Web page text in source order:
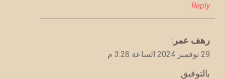
Reply
يقول
رهف عمر :
29 نوفمبر 2024 الساعة 3:28 م
بالتوفيق